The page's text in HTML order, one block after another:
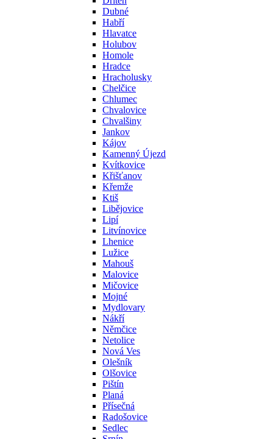
Dubné
Habří
Hlavatce
Holubov
Homole
Hradce
Hracholusky
Chelčice
Chlumec
Chvalovice
Chvalšiny
Jankov
Kájov
Kamenný Újezd
Kvítkovice
Křišťanov
Křemže
Ktiš
Libějovice
Lipí
Litvínovice
Lhenice
Lužice
Mahouš
Malovice
Mičovice
Mojné
Mydlovary
Nákří
Němčice
Netolice
Nová Ves
Olešník
Olšovice
Pištín
Planá
Přísečná
Radošovice
Sedlec